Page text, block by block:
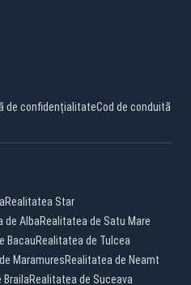
de confidențialitateCod de conduită
Realitatea Star
de AlbaRealitatea de Satu Mare
BacauRealitatea de Tulcea
MaramuresRealitatea de Neamt
BrailaRealitatea de Suceava